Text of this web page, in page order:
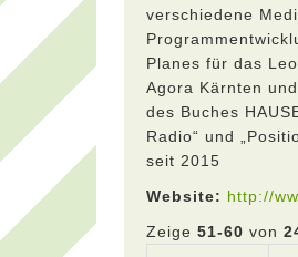
verschiedene
Planes für das
Agora Kärnten
des Buches
Radio“ und
seit 2015
Website: http://
Zeige 51-60 von